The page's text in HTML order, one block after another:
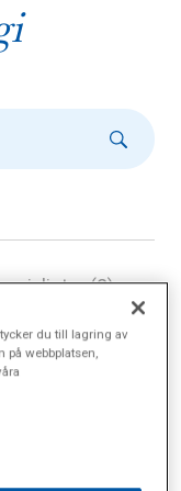
(2)
(2)
du till lagring av
på webbplatsen,